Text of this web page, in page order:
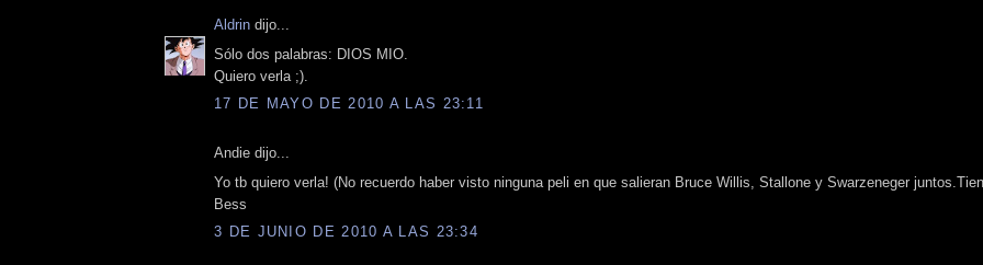
Aldrin dijo...
Sólo dos palabras: DIOS MIO.
Quiero verla ;).
17 DE MAYO DE 2010 A LAS 23:11
Andie dijo...
Yo tb quiero verla! (No recuerdo haber visto ninguna peli en que salieran Bruce Willis, Stallone y Swarzeneger
Bess
3 DE JUNIO DE 2010 A LAS 23:34